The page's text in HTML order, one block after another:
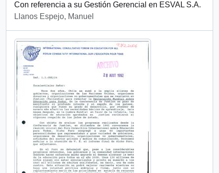
Con referencia a su Gestión Gerencial en ESVAL S.A.
Llanos Espejo, Manuel